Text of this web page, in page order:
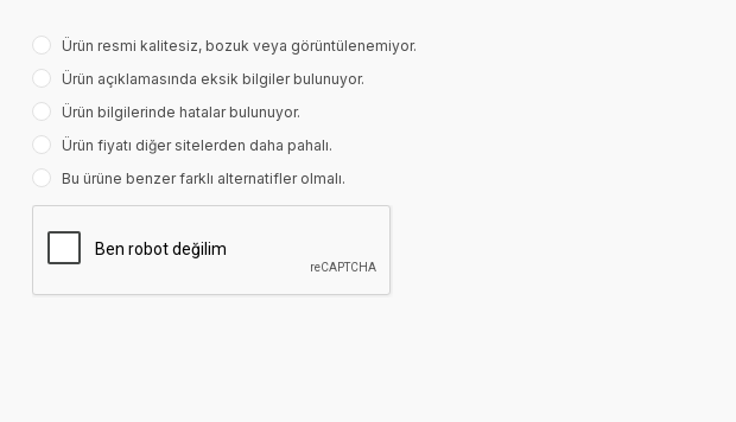
Ürün resmi kalitesiz, bozuk veya görüntülenemiyor.
Ürün açıklamasında eksik bilgiler bulunuyor.
Ürün bilgilerinde hatalar bulunuyor.
Ürün fiyatı diğer sitelerden daha pahalı.
Bu ürüne benzer farklı alternatifler olmalı.